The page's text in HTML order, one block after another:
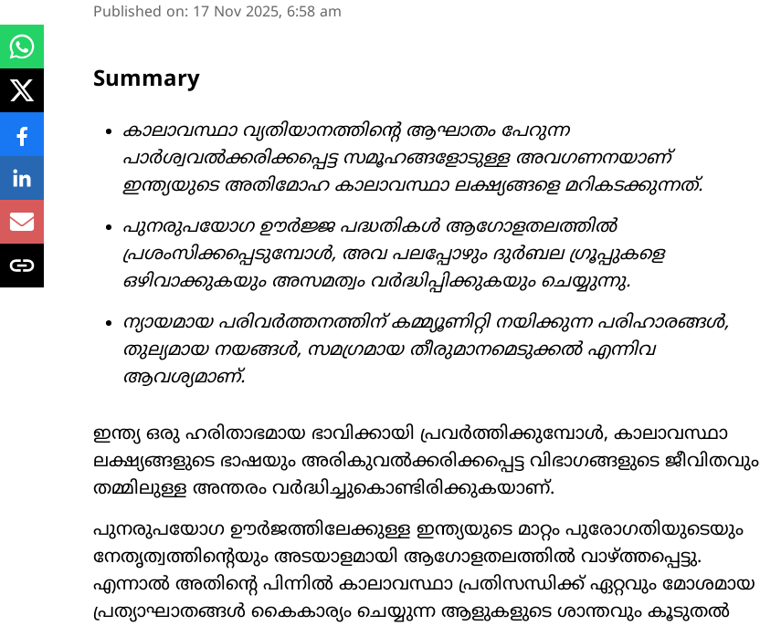
Published on: 17 Nov 2025, 6:58 am
Summary
കാലാവസ്ഥാ വ്യതിയാനത്തിന്റെ ആഘാതം പേറുന്ന
പാർശ്വവൽക്കരിക്കപ്പെട്ട സമൂഹങ്ങളോടുള്ള അവഗണനയാണ്
ഇന്ത്യയുടെ അതിമോഹ കാലാവസ്ഥാ ലക്ഷ്യങ്ങളെ മറികടക്കുന്നത്.
പുനരുപയോഗ ഊർജ്ജ പദ്ധതികൾ ആഗോളതലത്തിൽ
പ്രശംസിക്കപ്പെടുമ്പോൾ, അവ പലപ്പോഴും ദുർബല ഗ്രൂപ്പുകളെ
ഒഴിവാക്കുകയും അസമത്വം വർദ്ധിപ്പിക്കുകയും ചെയ്യുന്നു.
ന്യായമായ പരിവർത്തനത്തിന് കമ്മ്യൂണിറ്റി നയിക്കുന്ന പരിഹാരങ്ങൾ,
തുല്യമായ നയങ്ങൾ, സമഗ്രമായ തീരുമാനമെടുക്കൽ എന്നിവ
ആവശ്യമാണ്.
ഇന്ത്യ ഒരു ഹരിതാഭമായ ഭാവിക്കായി പ്രവർത്തിക്കുമ്പോൾ, കാലാവസ്ഥാ
ലക്ഷ്യങ്ങളുടെ ഭാഷയും അരികുവൽക്കരിക്കപ്പെട്ട വിഭാഗങ്ങളുടെ ജീവിതവും
തമ്മിലുള്ള അന്തരം വർദ്ധിച്ചുകൊണ്ടിരിക്കുകയാണ്.
പുനരുപയോഗ ഊർജത്തിലേക്കുള്ള ഇന്ത്യയുടെ മാറ്റം പുരോഗതിയുടെയും
നേതൃത്വത്തിന്റെയും അടയാളമായി ആഗോളതലത്തിൽ വാഴ്ത്തപ്പെട്ടു.
എന്നാൽ അതിന്റെ പിന്നിൽ കാലാവസ്ഥാ പ്രതിസന്ധിക്ക് ഏറ്റവും മോശമായ
പ്രത്യാഘാതങ്ങൾ കൈകാര്യം ചെയ്യുന്ന ആളുകളുടെ ശാന്തവും കൂടുതൽ